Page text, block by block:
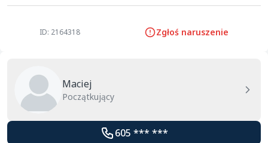
ID: 2164318 Zgłoś naruszenie
Maciej
Początkujący
605 *** ***